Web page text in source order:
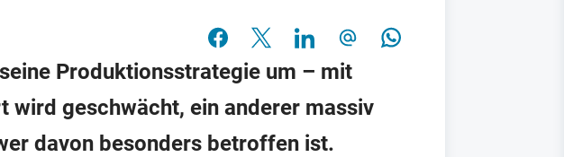
Produktionsstrategie um – mit
wird geschwächt, ein anderer massiv
davon besonders betroffen ist.